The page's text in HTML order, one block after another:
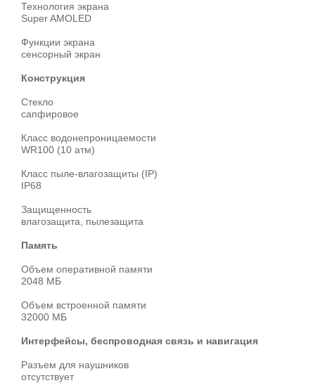
Технология экрана
Super AMOLED
Функции экрана
сенсорный экран
Конструкция
Стекло
сапфировое
Класс водонепроницаемости
WR100 (10 атм)
Класс пыле-влагозащиты (IP)
IP68
Защищенность
влагозащита, пылезащита
Память
Объем оперативной памяти
2048 МБ
Объем встроенной памяти
32000 МБ
Интерфейсы, беспроводная связь и навигация
Разъем для наушников
отсутствует